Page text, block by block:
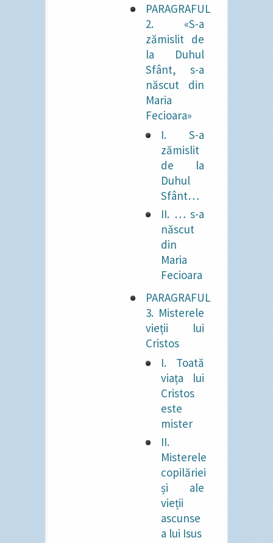
PARAGRAFUL
2. «S-a
zămislit de
la Duhul
Sfânt, s-a
născut din
Maria
Fecioara»
I. S-a
zămislit
de la
Duhul
Sfânt…
II. … s-a
născut
din
Maria
Fecioara
PARAGRAFUL
3. Misterele
vieții lui
Cristos
I. Toată
viața lui
Cristos
este
mister
II.
Misterele
copilăriei
și ale
vieții
ascunse
a lui Isus